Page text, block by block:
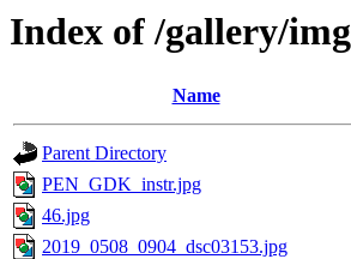
Index of /gallery/img
Name
Parent Directory
PEN_GDK_instr.jpg
46.jpg
2019_0508_0904_dsc03153.jpg